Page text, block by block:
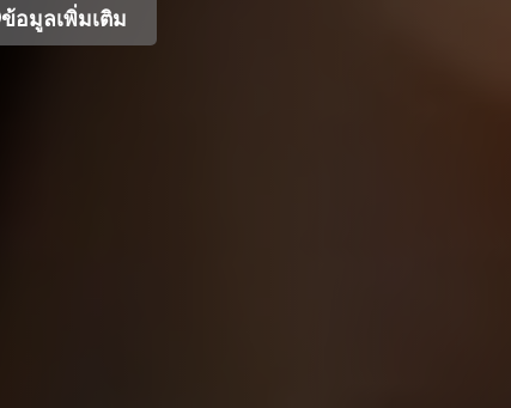
ข้อมูลเพิ่มเติม
ข้อมูลเพิ่มเติม
ข้อมูลเพิ่มเติม
ข้อมูลเพิ่มเติม
ข้อมูลเพิ่มเติม
ข้อมูลเพิ่มเติม